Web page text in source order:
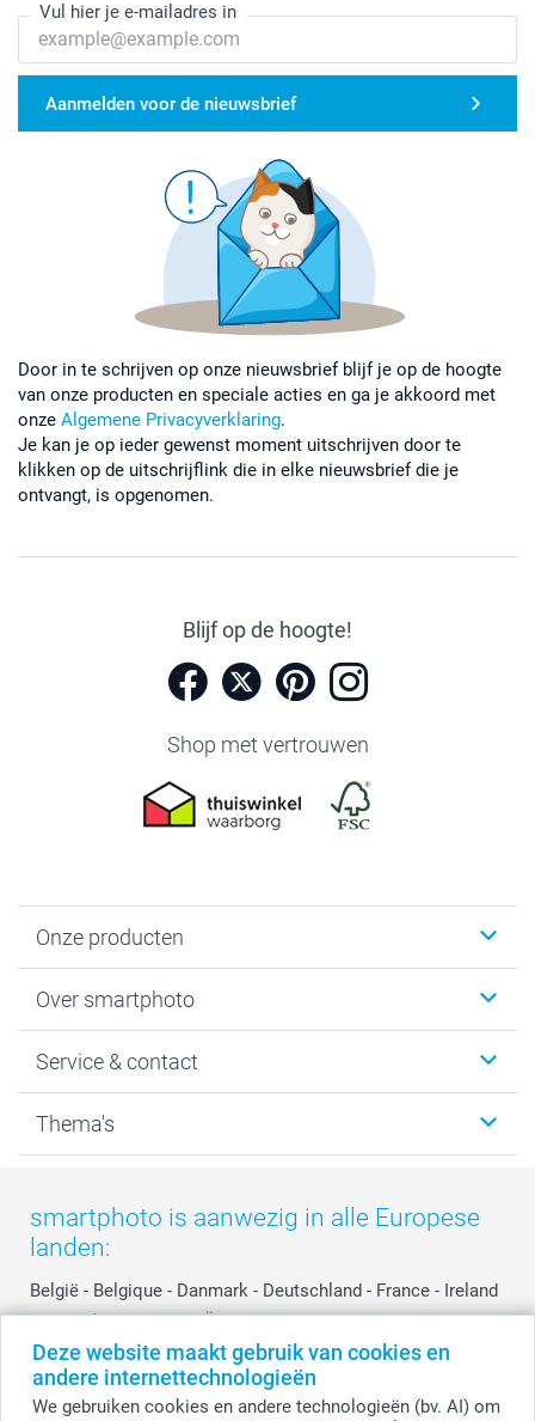
Deze website maakt gebruik van cookies en
andere internettechnologieën
We gebruiken cookies en andere technologieën (bv. AI) om
Vul hier je e-mailadres in
Aanmelden voor de nieuwsbrief
Door in te schrijven op onze nieuwsbrief blijf je op de hoogte
van onze producten en speciale acties en ga je akkoord met
onze Algemene Privacyverklaring.
Je kan je op ieder gewenst moment uitschrijven door te
klikken op de uitschrijflink die in elke nieuwsbrief die je
ontvangt, is opgenomen.
Blijf op de hoogte!
Shop met vertrouwen
Onze producten
Fotoboeken
Fotocadeaus
Kaarten
Over smartphoto
Vacatures
Bestelproces
Privacy
Cookiebeleid
Reviews
Prijslijst
Investor Relations
Service & contact
Tevredenheidsgarantie
smartbonus
smartfriends
service@smartphoto.nl
Affiliate partnerprogramma
Partnerships
Influencer partnerprogramma
Thema's
Moederdag
Vaderdag
Huwelijk
smartphoto is aanwezig in alle Europese
landen:
België - Belgique - Danmark - Deutschland - France - Ireland
- Nederland - Norge - Österreich - Schweiz - Suisse -
Switzerland - Suomi - Sverige - United Kingdom -
Other Countries